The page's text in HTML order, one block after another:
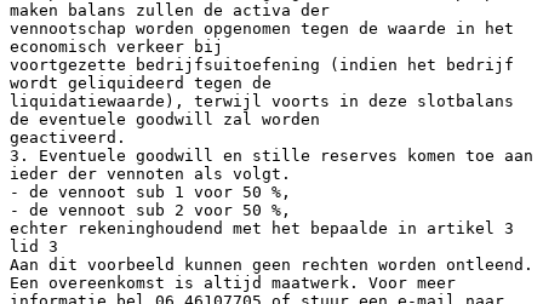
maken balans zullen de activa der
vennootschap worden opgenomen tegen de waarde in het
economisch verkeer bij
voortgezette bedrijfsuitoefening (indien het bedrijf
wordt geliquideerd tegen de
liquidatiewaarde), terwijl voorts in deze slotbalans
de eventuele goodwill zal worden
geactiveerd.
3. Eventuele goodwill en stille reserves komen toe aan
ieder der vennoten als volgt.
- de vennoot sub 1 voor 50 %,
- de vennoot sub 2 voor 50 %,
echter rekeninghoudend met het bepaalde in artikel 3
lid 3
Aan dit voorbeeld kunnen geen rechten worden ontleend.
Een overeenkomst is altijd maatwerk. Voor meer